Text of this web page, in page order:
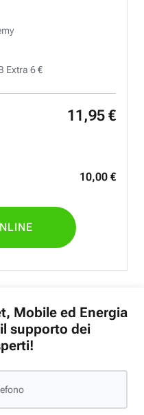
Extra 6 €
11 ,95 €
10,00 €
Mobile ed Energia
supporto dei